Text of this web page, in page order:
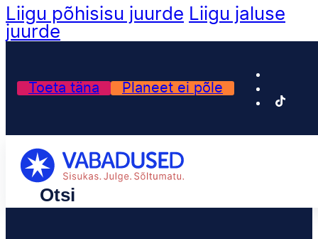
Liigu põhisisu juurde Liigu jaluse
juurde
Toeta täna Planeet ei põle